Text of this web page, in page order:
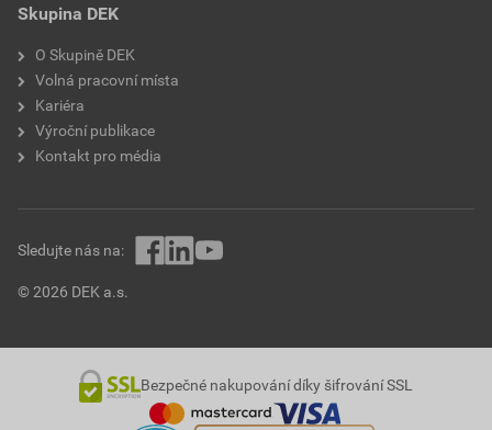
Skupina DEK
O Skupině DEK
Volná pracovní místa
Kariéra
Výroční publikace
Kontakt pro média
© 2026 DEK a.s.
Sledujte nás na:
Bezpečné nakupování díky šifrování SSL